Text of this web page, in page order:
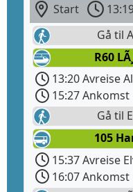
Start
Gå til
R60
13:20 Avreise
15:27
Gå til
105
15:37 Avreise
16:07